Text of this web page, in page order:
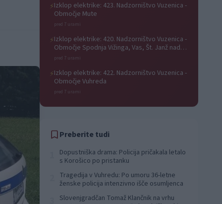
⚡Izklop elektrike: 423. Nadzorništvo Vuzenica -
Območje Mute
pred 7 urami
⚡Izklop elektrike: 420. Nadzorništvo Vuzenica -
Območje Spodnja Vižinga, Vas, Št. Janž nad
Radljami, Suhi Vrh, Dobrava
pred 7 urami
⚡Izklop elektrike: 422. Nadzorništvo Vuzenica -
Območje Vuhreda
pred 7 urami
Preberite tudi
Dopustniška drama: Policija pričakala letalo
s Korošico po pristanku
Tragedija v Vuhredu: Po umoru 36-letne
ženske policija intenzivno išče osumljenca
Slovenjgradčan Tomaž Klančnik na vrhu